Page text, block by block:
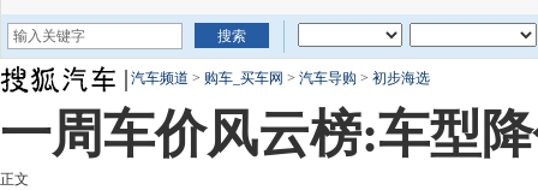
汽车频道 > 购车_买车网 > 汽车导购 > 初步海选
一周车价风云榜:车型
正文